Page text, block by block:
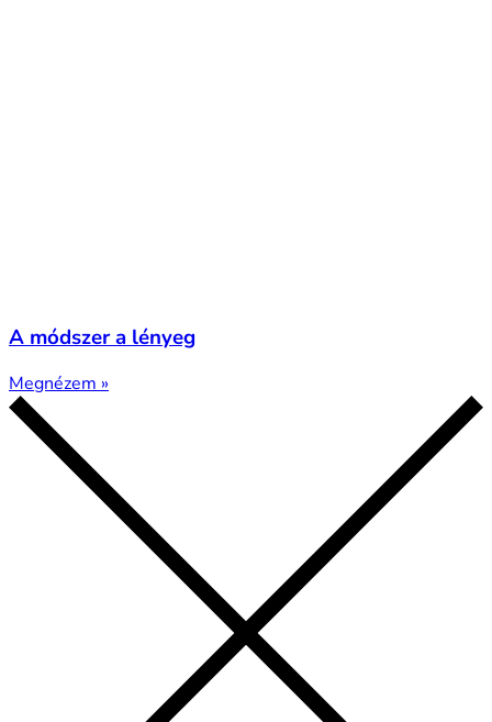
A módszer a lényeg
Megnézem »